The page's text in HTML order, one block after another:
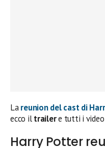
Lareunion del cast di
ecco iltrailere tutti i video
Harry Potter